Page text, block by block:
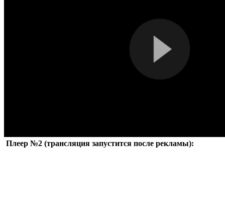
Плеер №2 (трансляция запустится после рекламы):